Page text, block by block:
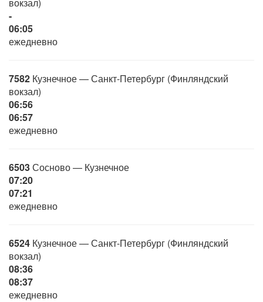
-
06:05
ежедневно
7582 Кузнечное — Санкт-Петербург (Финляндский
вокзал)
06:56
06:57
ежедневно
6503Сосново — Кузнечное
07:20
07:21
ежедневно
6524 Кузнечное — Санкт-Петербург (Финляндский
вокзал)
08:36
08:37
ежедневно